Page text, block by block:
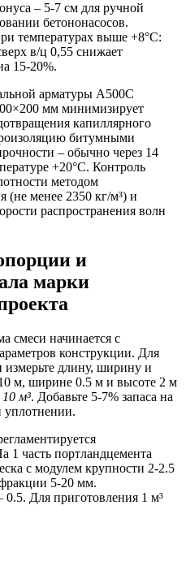
– 5-7 см для ручной
бетононасосов.
температурах выше +8°C:
в/ц 0,55 снижает
15-20%.
арматуры А500С
мм минимизирует
капиллярного
битумными
– обычно через 14
+20°C. Контроль
методом
(не менее 2350 кг/м³) и
распространения волн
и
марки
смеси начинается с
конструкции. Для
длину, ширину и
м, ширине 0.5 м и высоте 2 м
м³. Добавьте 5-7% запаса на
уплотнении.
1 часть портландцемента
с модулем крупности 2-2.5
5-20 мм.
Для приготовления 1 м³